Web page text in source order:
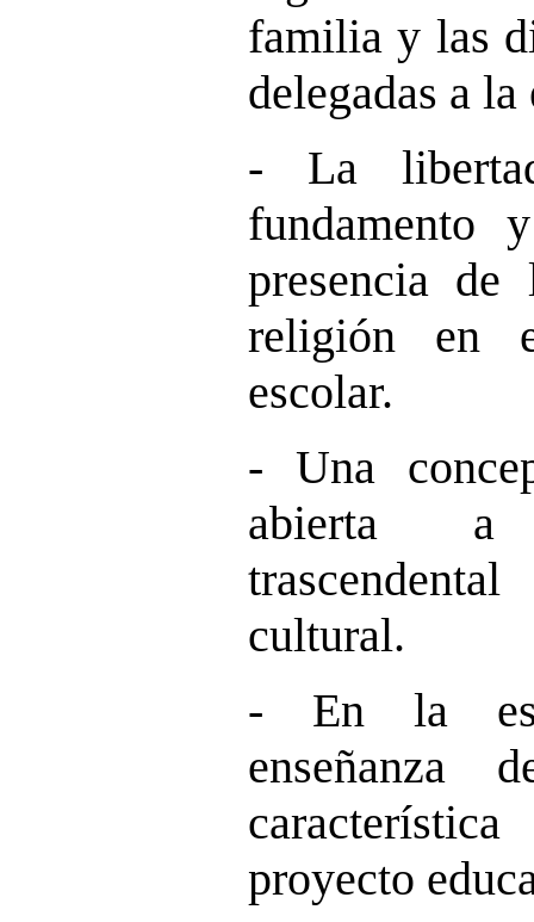
familia y las
delegadas a
- La
fundamento
presencia de
religión en
escolar.
- Una
abierta a
cultural.
- En la
proyecto